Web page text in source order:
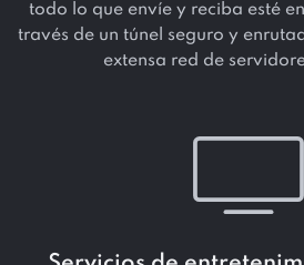
todo lo que envíe y reciba esté
través de un túnel seguro y
extensa red de